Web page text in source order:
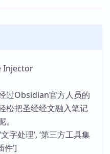
Injector
过Obsidian官方人员的
松把圣经经文融入笔记
字处理’, ‘第三方工具集
件’]